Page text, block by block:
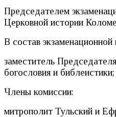
Председателем
Церковной истории
В состав
заместитель
богословия и библеистики;
Члены комиссии:
митрополит Тульский и